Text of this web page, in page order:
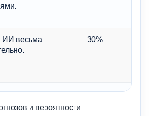
ИИ весьма
30%
и вероятности